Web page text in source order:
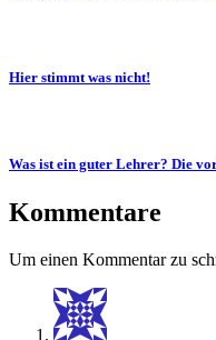
Hier stimmt was nicht!
Was ist ein guter Lehrer? Die
Kommentare
Um einen Kommentar zu